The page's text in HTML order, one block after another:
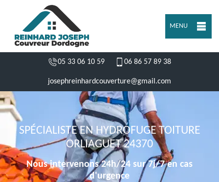
MENU
05 33 06 10 59 06 86 57 89 38
josephreinhardcouverture@gmail.com
SPÉCIALISTE EN HYDROFUGE TOITURE
ORLIAGUET 24370
Nous intervenons 24h/24 sur 7j/7 en cas
d'urgence